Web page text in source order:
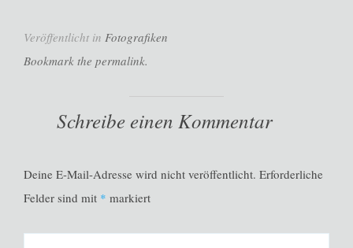
Veröffentlicht in Fotografiken
Bookmark the permalink.
Schreibe einen Kommentar
Deine E-Mail-Adresse wird nicht veröffentlicht. Erforderliche
Felder sind mit * markiert